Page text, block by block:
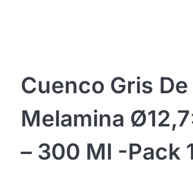
Cuenco Gris De
Melamina
– 300 Ml -Pack